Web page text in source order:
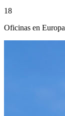
18
Oficinas en Europa